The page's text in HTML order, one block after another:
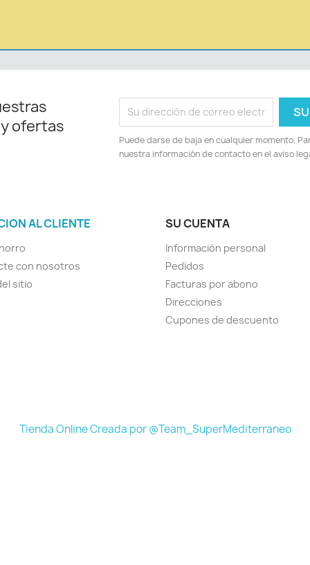
ofertas
Puede darse de baja en cualquier momento.
nuestra información de contacto en el aviso
AL CLIENTE
con nosotros
sitio
SU CUENTA
Información personal
Pedidos
Facturas por abono
Direcciones
Cupones de descuento
Tienda Online Creada por @Team_SuperMediterraneo